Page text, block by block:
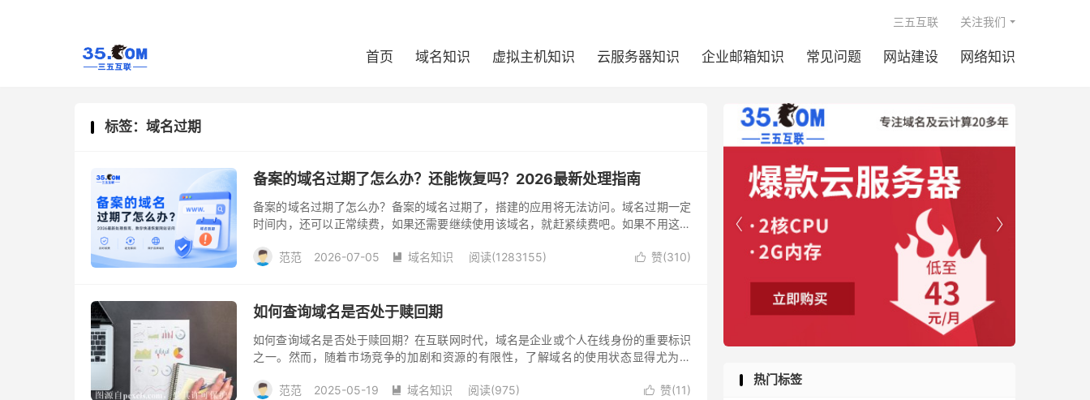
首页 域名知识 虚拟主机知识 云服务器知识 企业邮箱知识 常见问题 网站建设 网络知识
三五互联 关注我们
标签：域名过期
备案的域名过期了怎么办？还能恢复吗？2026最新处理指南
备案的域名过期了怎么办？备案的域名过期了，搭建的应用将无法访问。域名过期一定
时间内，还可以正常续费，如果还需要继续使用该域名，就赶紧续费吧。如果不用这个
范范
2026-07-05  域名知识 阅读(1283155)  赞(310)
如何查询域名是否处于赎回期
如何查询域名是否处于赎回期？在互联网时代，域名是企业或个人在线身份的重要标识
之一。然而，随着市场竞争的加剧和资源的有限性，了解域名的使用状态显得尤为重
范范
2025-05-19  域名知识 阅读(975)  赞(11)


热门标签